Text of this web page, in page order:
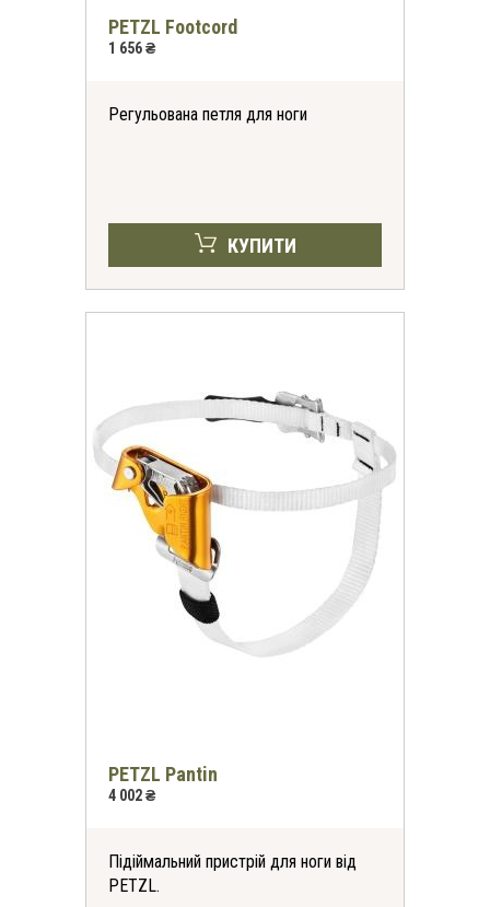
PETZL Footcord
1 656 ₴
Регульована петля для ноги
КУПИТИ
PETZL Pantin
4 002 ₴
Підіймальний пристрій для ноги від
PETZL.